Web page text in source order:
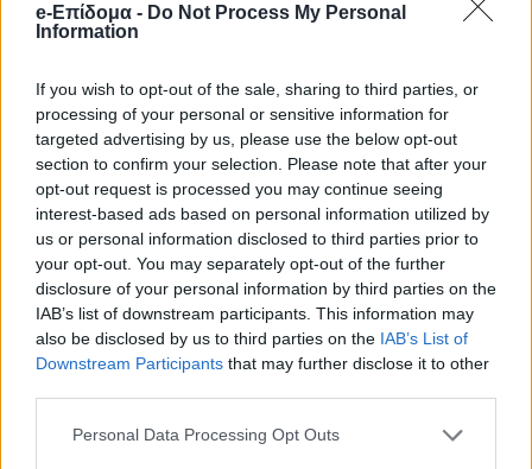
e-Επίδομα - Do Not Process My Personal
Information
If you wish to opt-out of the sale, sharing to third parties, or
processing of your personal or sensitive information for
targeted advertising by us, please use the below opt-out
section to confirm your selection. Please note that after your
opt-out request is processed you may continue seeing
interest-based ads based on personal information utilized by
us or personal information disclosed to third parties prior to
your opt-out. You may separately opt-out of the further
disclosure of your personal information by third parties on the
IAB’s list of downstream participants. This information may
also be disclosed by us to third parties on the IAB’s List of
Downstream Participants that may further disclose it to other
Personal Data Processing Opt Outs